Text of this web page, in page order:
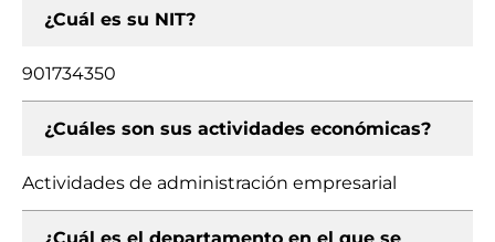
¿Cuál es su NIT?
901734350
¿Cuáles son sus actividades económicas?
Actividades de administración empresarial